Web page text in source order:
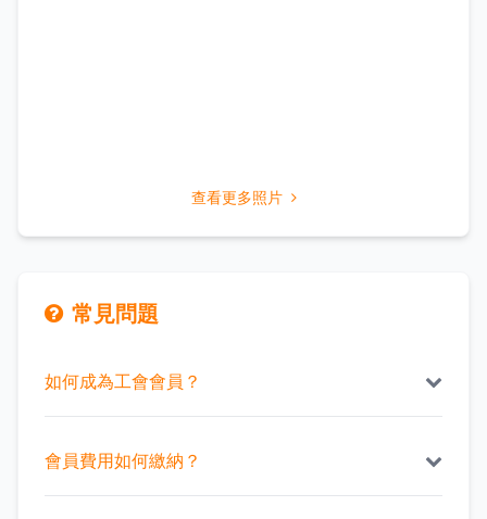
查看更多照片
常見問題
如何成為工會會員？
(https://membership.ftu.org.hk/zh-hant/)，輸入
會員費用如何繳納？